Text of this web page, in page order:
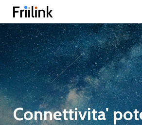
Skip
to
main
content
Connettivita'